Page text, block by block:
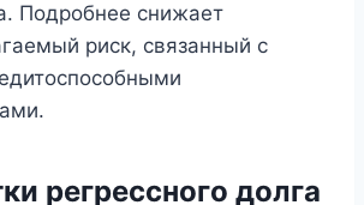
Подробнее снижает
риск, связанный с
регрессного долга